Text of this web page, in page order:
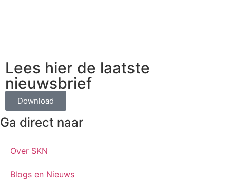
Lees hier de laatste
nieuwsbrief
Download
Ga direct naar
Over SKN
Blogs en Nieuws